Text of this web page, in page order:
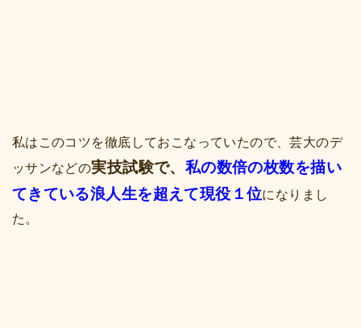
私はこのコツを徹底しておこなっていたので、芸大のデ
ッサンなどの実技試験で、 私の数倍の枚数を描い
てきている浪人生を超えて現役１位になりまし
た。